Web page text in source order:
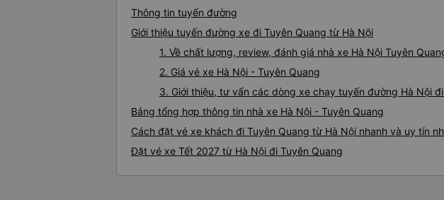
Thông tin tuyến đường
Giới thiệu tuyến đường xe đi Tuyên Quang từ Hà Nội
1. Về chất lượng, review, đánh giá nhà xe Hà Nội Tuyên
2. Giá vé xe Hà Nội - Tuyên Quang
3. Giới thiệu, tư vấn các dòng xe chạy tuyến đường Hà Nội
Bảng tổng hợp thông tin nhà xe Hà Nội - Tuyên Quang
Cách đặt vé xe khách đi Tuyên Quang từ Hà Nội nhanh và uy tín
Đặt vé xe Tết 2027 từ Hà Nội đi Tuyên Quang